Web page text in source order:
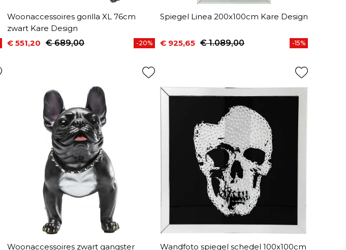
Woonaccessoires gorilla XL 76cm
zwart Kare Design
Prijs
€ 551,20
Normale prijs€ 689,00 -20%
Spiegel Linea 200x100cm Kare Design
Prijs
€ 925,65
Normale prijs€ 1.089,00 -15%
Woonaccessoires zwart gangster
Wandfoto spiegel schedel 100x100cm